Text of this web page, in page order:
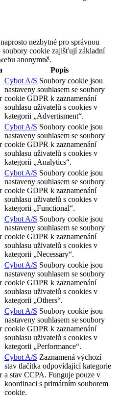
nezbytné pro správnou
cookie zajišťují základní
anonymně.
Popis
Cybot A/S Soubory cookie jsou
nastaveny souhlasem se soubory
cookie GDPR k zaznamenání
souhlasu uživatelů s cookies v
kategorii „Advertisment“.
Cybot A/S Soubory cookie jsou
nastaveny souhlasem se soubory
cookie GDPR k zaznamenání
souhlasu uživatelů s cookies v
kategorii „Analytics“.
Cybot A/S Soubory cookie jsou
nastaveny souhlasem se soubory
cookie GDPR k zaznamenání
souhlasu uživatelů s cookies v
kategorii „Functional“.
Cybot A/S Soubory cookie jsou
nastaveny souhlasem se soubory
cookie GDPR k zaznamenání
souhlasu uživatelů s cookies v
kategorii „Necessary“.
Cybot A/S Soubory cookie jsou
nastaveny souhlasem se soubory
cookie GDPR k zaznamenání
souhlasu uživatelů s cookies v
kategorii „Others“.
Cybot A/S Soubory cookie jsou
nastaveny souhlasem se soubory
cookie GDPR k zaznamenání
souhlasu uživatelů s cookies v
kategorii „Performance“.
Cybot A/S Zaznamená výchozí
stav tlačítka odpovídající kategorie
a stav CCPA. Funguje pouze v
koordinaci s primárním souborem
cookie.